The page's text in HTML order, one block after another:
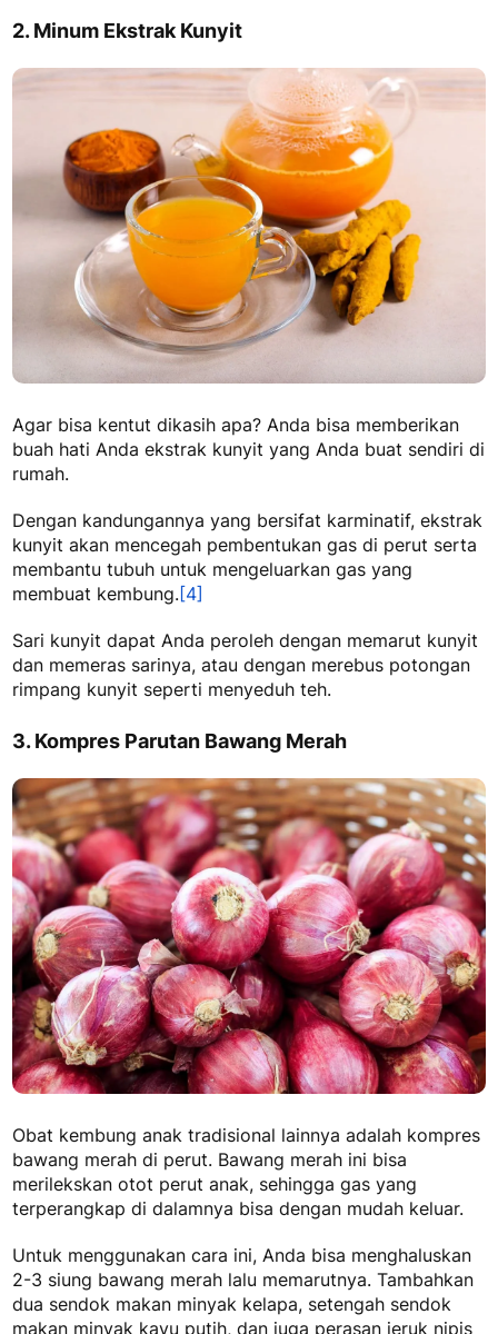
2. Minum Ekstrak Kunyit
Agar bisa kentut dikasih apa? Anda bisa memberikan
buah hati Anda ekstrak kunyit yang Anda buat sendiri di
rumah.
Dengan kandungannya yang bersifat karminatif, ekstrak
kunyit akan mencegah pembentukan gas di perut serta
membantu tubuh untuk mengeluarkan gas yang
membuat kembung.[4]
Sari kunyit dapat Anda peroleh dengan memarut kunyit
dan memeras sarinya, atau dengan merebus potongan
rimpang kunyit seperti menyeduh teh.
3. Kompres Parutan Bawang Merah
Obat kembung anak tradisional lainnya adalah kompres
bawang merah di perut. Bawang merah ini bisa
merilekskan otot perut anak, sehingga gas yang
terperangkap di dalamnya bisa dengan mudah keluar.
Untuk menggunakan cara ini, Anda bisa menghaluskan
2-3 siung bawang merah lalu memarutnya. Tambahkan
dua sendok makan minyak kelapa, setengah sendok
makan minyak kayu putih, dan juga perasan jeruk nipis